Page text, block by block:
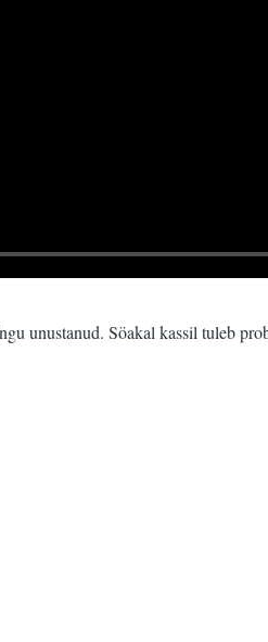
unustanud. Söakal kassil tuleb